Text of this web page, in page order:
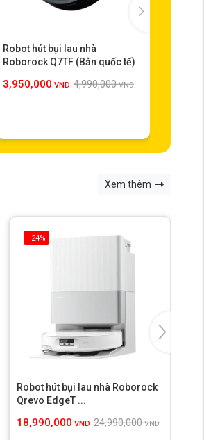
Robot hút bụi lau nhà
Roborock Q7TF (Bản quốc tế)
3,950,000 VND 4,990,000 VND
Xem thêm
- 24%
Robot hút bụi lau nhà Roborock
Qrevo EdgeT ...
18,990,000 VND 24,990,000 VND